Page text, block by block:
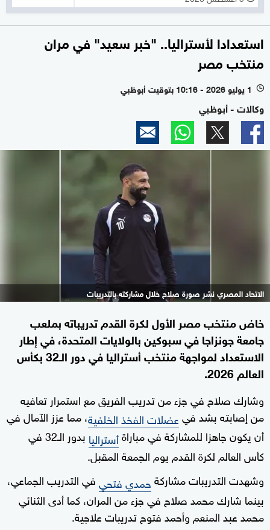
استعدادا لأستراليا.. "خبر سعيد" في مران
منتخب مصر
l 1 يوليو 2026 - 10:16 بتوقيت أبوظبي
وكالات - أبوظبي
الاتحاد المصري نشر صورة صلاح خلال مشاركته بالتدريبات
خاض منتخب مصر الأول لكرة القدم تدريباته بملعب
جامعة جونزاجا في سبوكين بالولايات المتحدة، في إطار
الاستعداد لمواجهة منتخب أستراليا في دور الـ32 بكأس
العالم 2026.
وشارك صلاح في جزء من تدريب الفريق مع استمرار تعافيه
من إصابته بشد فيعضلات الفخذ الخلفية، مما عزز الآمال في
أن يكون جاهزا للمشاركة في مباراةأستراليا
بدور الـ32 في
كأس العالم لكرة القدم يوم الجمعة المقبل.
وشهدت التدريبات مشاركةحمدي فتحيفي التدريب الجماعي،
بينما شارك محمد صلاح في جزء من المران، كما أدى الثنائي
محمد عبد المنعم وأحمد فتوح تدريبات علاجية.